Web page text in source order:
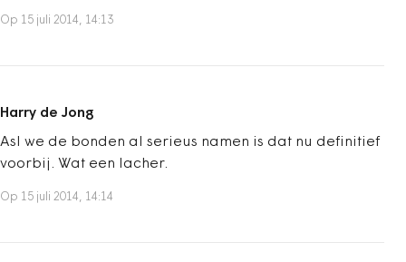
Op 15 juli 2014, 14:13
Harry de Jong
Asl we de bonden al serieus namen is dat nu definitief
voorbij. Wat een lacher.
Op 15 juli 2014, 14:14